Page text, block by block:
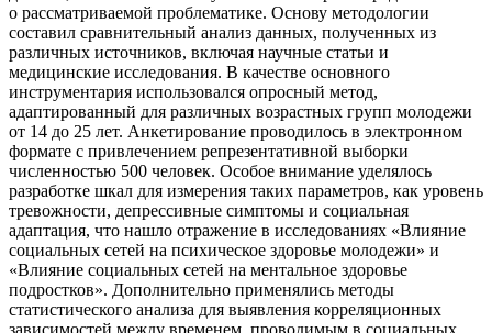
о рассматриваемой проблематике. Основу методологии
составил сравнительный анализ данных, полученных из
различных источников, включая научные статьи и
медицинские исследования. В качестве основного
инструментария использовался опросный метод,
адаптированный для различных возрастных групп молодежи
от 14 до 25 лет. Анкетирование проводилось в электронном
формате с привлечением репрезентативной выборки
численностью 500 человек. Особое внимание уделялось
разработке шкал для измерения таких параметров, как уровень
тревожности, депрессивные симптомы и социальная
адаптация, что нашло отражение в исследованиях «Влияние
социальных сетей на психическое здоровье молодежи» и
«Влияние социальных сетей на ментальное здоровье
подростков». Дополнительно применялись методы
статистического анализа для выявления корреляционных